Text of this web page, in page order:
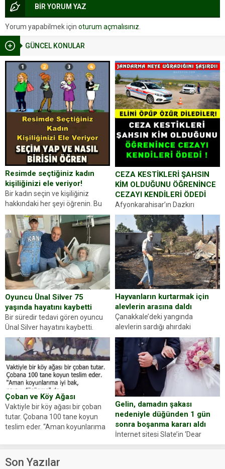
GÜNCEL KONULAR
Resimde seçtiğiniz kadın
kişiliğinizi ele veriyor!
Bir kadın seçin ve kişiliğiniz
hakkındaki her şeyi öğrenin. Bu
kez karşınıza oldukça farklı bir
kişilik testiyle çıkıyoruz. Resimde
gördüğünüz kadın figürlerinden
dikkatinizi en...
CEZA KESTİKLERİ ŞAHSIN
KİM OLDUĞUNU ÖĞRENİNCE
CEZAYI KENDİLERİ ÖDEDİ
Afyonkarahisar’ın Dazkırı
ilçesinde trafik uygulaması
yapan jandarma ekipleri
durdurdukları bir otomobilin
sürücüsünden ehliyet ve ruhsat
sorup belgelerini istedi. Sürücü
Abdurrahman Ö.nün verdiği
evraklarda eksik olduğunu...
Oyuncu Ünal Silver 75
yaşında hayatını kaybetti
Bir süredir tedavi gören oyuncu
Ünal Silver hayatını kaybetti.
Haberi, oyuncunun menajerlik
ajansı duyurdu. Renda Güner,
sosyal medya hesabında “Usta
Oyuncumuz ve çok değerli
dostumuz...
Hayvanların kurtarmak için
alevlerin arasına daldı
Çanakkale’deki yangında
alevlerin sardığı ahırdaki
hayvanlarını kurtarmak isteyen
Zeki Demir (66) ölümden döndü.
Yüzünde ve ellerinde yanıklar
oluşan Demir, kâbus dolu anları
anlattı… Merkeze bağlı...
Çoban ve Köy Ağası
Vaktiyle bir köy ağası bir çoban
tutar. Çobana 100 tane koyun
teslim eder. “Aman koyunlarıma
Çoban koyunları alır gider. Aylar...
Gelin, damadın şakası
nedeniyle düğünden 1 gün
sonra boşanma kararı aldı
İnternet sitesi Slate’in ‘Dear
Prudence’ isimli tavsiye köşesine
Son Yazılar
BİR YORUM YAZ
Yorum yapabilmek için oturum açmalısınız.